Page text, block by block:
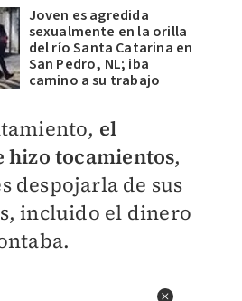
Joven es agredida
sexualmente en la orilla
del río Santa Catarina en
San Pedro, NL; iba
camino a su trabajo
el
hizo tocamientos,
despojarla de sus
incluido el dinero